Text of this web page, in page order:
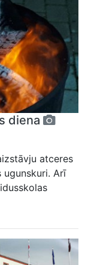
diena
atceres
ugunskuri. Arī